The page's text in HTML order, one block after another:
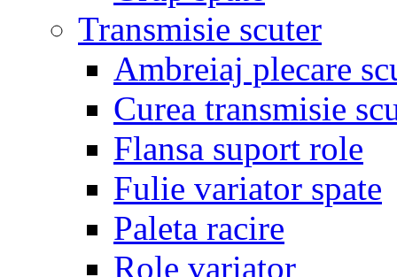
Transmisie scuter
Ambreiaj plecare
Curea transmisie
Flansa suport role
Fulie variator spate
Paleta racire
Role variator